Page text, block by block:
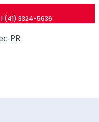
(41) 3324-5636